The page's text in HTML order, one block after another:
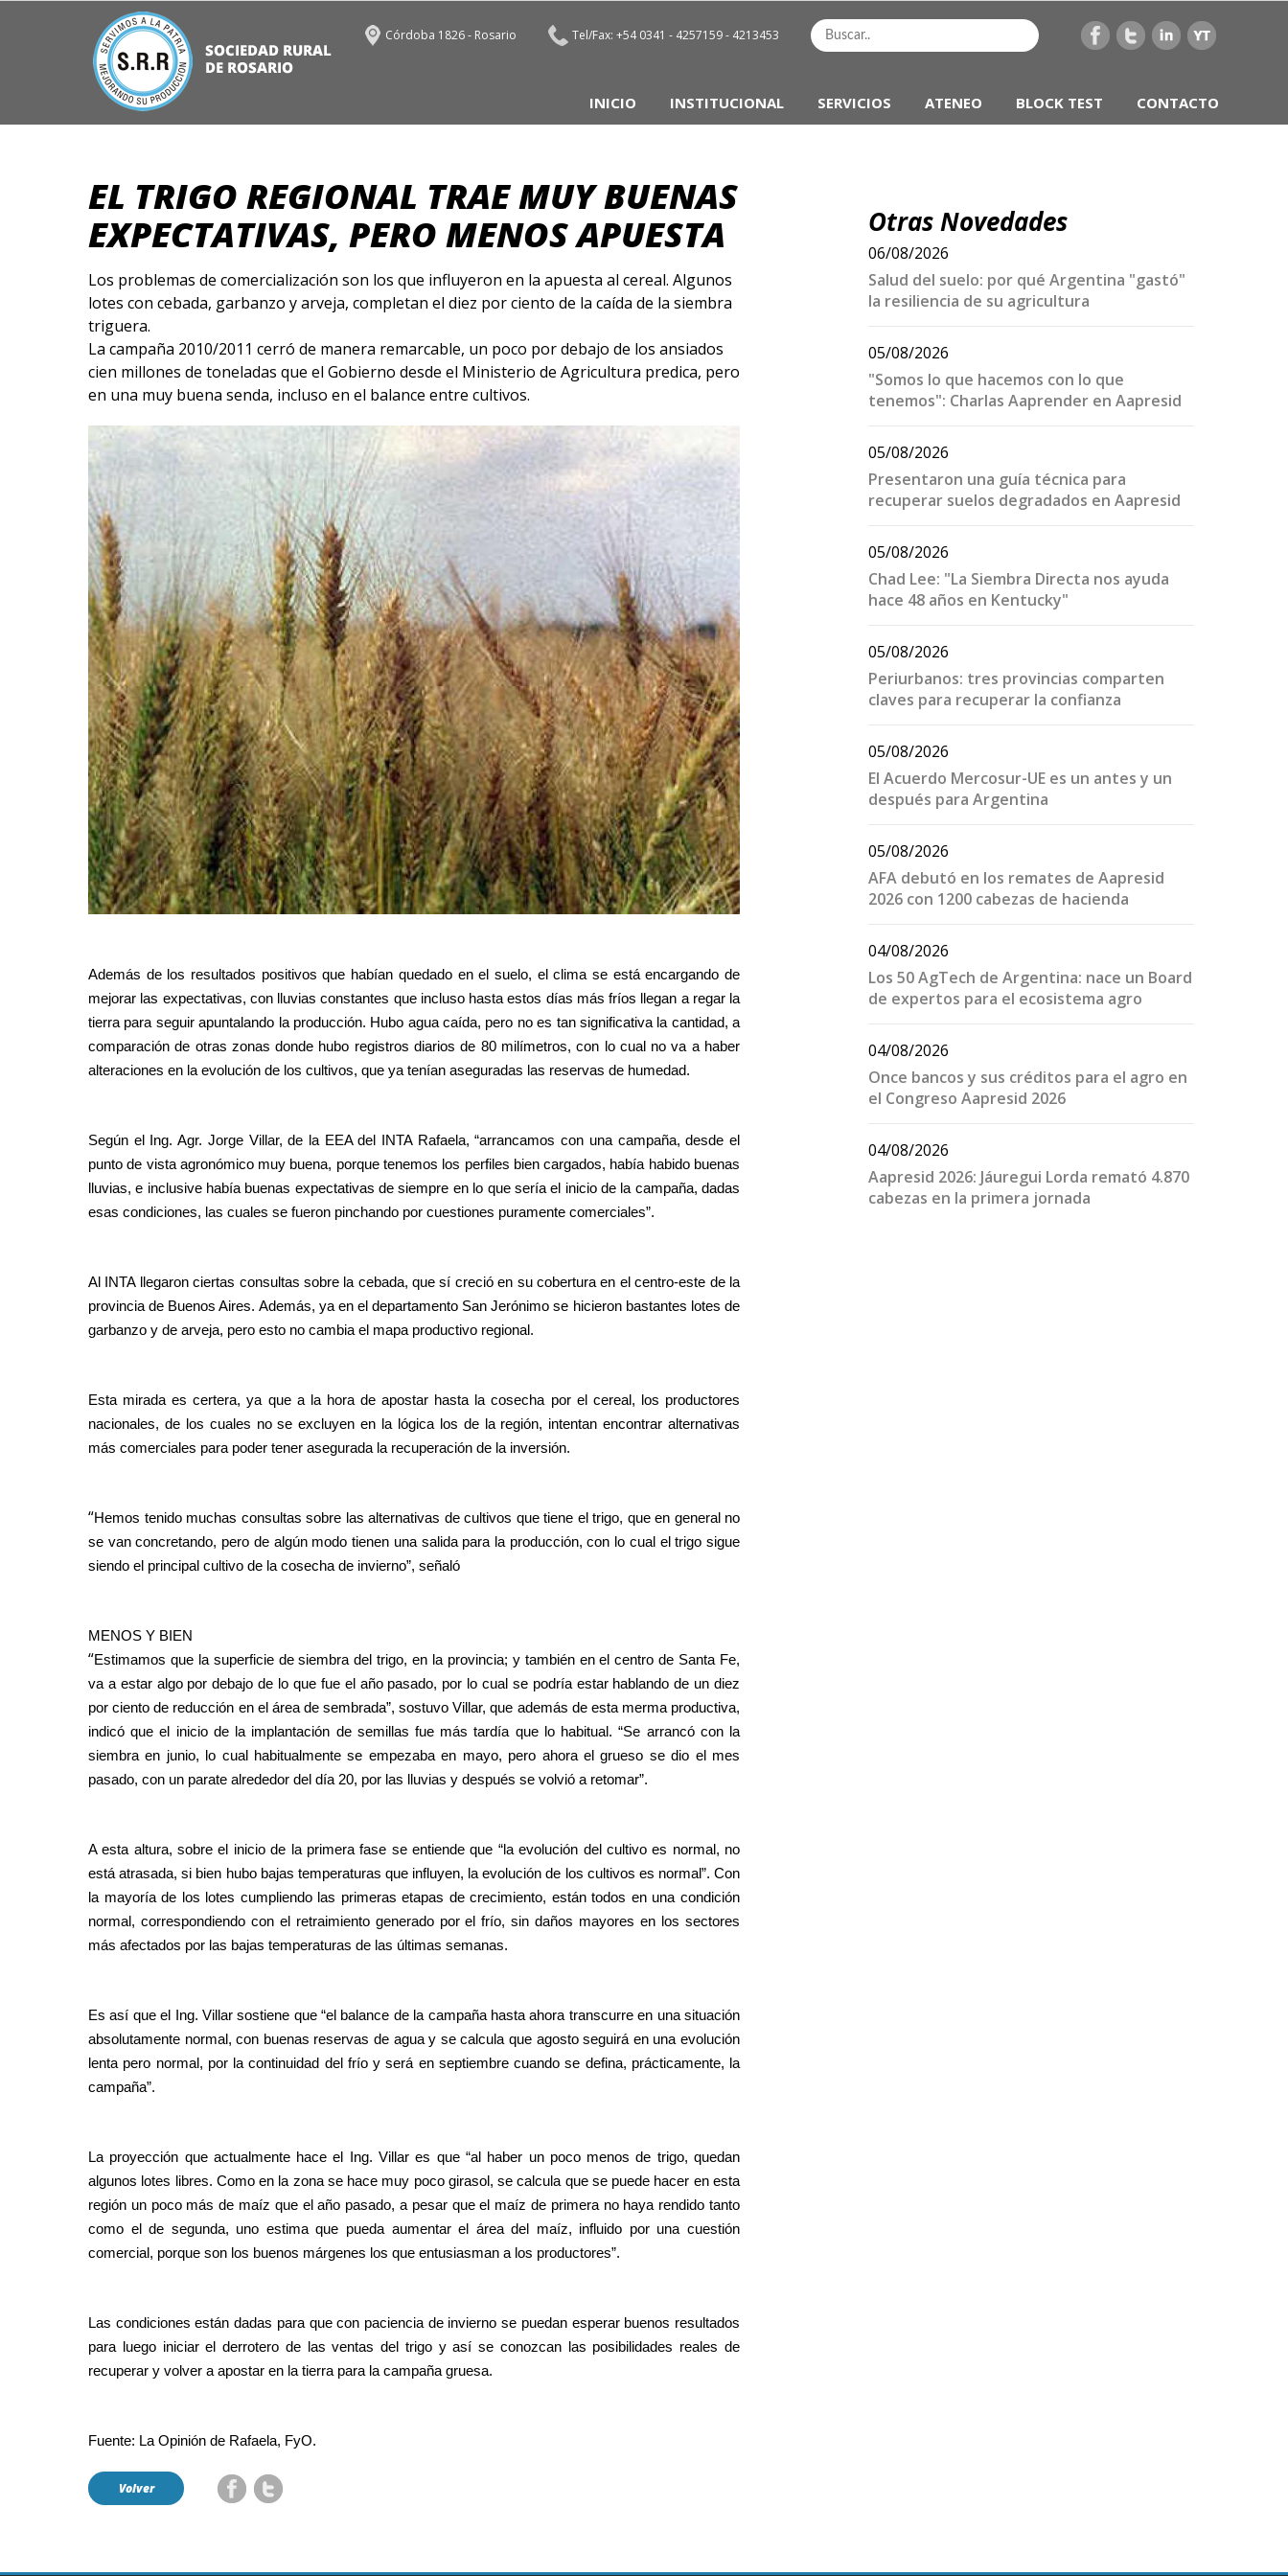
Córdoba 1826 - Rosario Tel/Fax: +54 0341 - 4257159 - 4213453
INICIO INSTITUCIONAL SERVICIOS ATENEO BLOCK TEST CONTACTO
EL TRIGO REGIONAL TRAE MUY BUENAS
EXPECTATIVAS, PERO MENOS APUESTA
Los problemas de comercialización son los que influyeron en la apuesta al cereal. Algunos
lotes con cebada, garbanzo y arveja, completan el diez por ciento de la caída de la siembra
triguera.
La campaña 2010/2011 cerró de manera remarcable, un poco por debajo de los ansiados
cien millones de toneladas que el Gobierno desde el Ministerio de Agricultura predica, pero
en una muy buena senda, incluso en el balance entre cultivos.
Además de los resultados positivos que habían quedado en el suelo, el clima se está encargando de
mejorar las expectativas, con lluvias constantes que incluso hasta estos días más fríos llegan a regar la
tierra para seguir apuntalando la producción. Hubo agua caída, pero no es tan significativa la cantidad, a
comparación de otras zonas donde hubo registros diarios de 80 milímetros, con lo cual no va a haber
alteraciones en la evolución de los cultivos, que ya tenían aseguradas las reservas de humedad.
Según el Ing. Agr. Jorge Villar, de la EEA del INTA Rafaela, “arrancamos con una campaña, desde el
punto de vista agronómico muy buena, porque tenemos los perfiles bien cargados, había habido buenas
lluvias, e inclusive había buenas expectativas de siempre en lo que sería el inicio de la campaña, dadas
esas condiciones, las cuales se fueron pinchando por cuestiones puramente comerciales”.
Al INTA llegaron ciertas consultas sobre la cebada, que sí creció en su cobertura en el centro-este de la
provincia de Buenos Aires. Además, ya en el departamento San Jerónimo se hicieron bastantes lotes de
garbanzo y de arveja, pero esto no cambia el mapa productivo regional.
Esta mirada es certera, ya que a la hora de apostar hasta la cosecha por el cereal, los productores
nacionales, de los cuales no se excluyen en la lógica los de la región, intentan encontrar alternativas
más comerciales para poder tener asegurada la recuperación de la inversión.
“Hemos tenido muchas consultas sobre las alternativas de cultivos que tiene el trigo, que en general no
se van concretando, pero de algún modo tienen una salida para la producción, con lo cual el trigo sigue
siendo el principal cultivo de la cosecha de invierno”, señaló
MENOS Y BIEN
“Estimamos que la superficie de siembra del trigo, en la provincia; y también en el centro de Santa Fe,
va a estar algo por debajo de lo que fue el año pasado, por lo cual se podría estar hablando de un diez
por ciento de reducción en el área de sembrada”, sostuvo Villar, que además de esta merma productiva,
indicó que el inicio de la implantación de semillas fue más tardía que lo habitual. “Se arrancó con la
siembra en junio, lo cual habitualmente se empezaba en mayo, pero ahora el grueso se dio el mes
pasado, con un parate alrededor del día 20, por las lluvias y después se volvió a retomar”.
A esta altura, sobre el inicio de la primera fase se entiende que “la evolución del cultivo es normal, no
está atrasada, si bien hubo bajas temperaturas que influyen, la evolución de los cultivos es normal”. Con
la mayoría de los lotes cumpliendo las primeras etapas de crecimiento, están todos en una condición
normal, correspondiendo con el retraimiento generado por el frío, sin daños mayores en los sectores
más afectados por las bajas temperaturas de las últimas semanas.
Es así que el Ing. Villar sostiene que “el balance de la campaña hasta ahora transcurre en una situación
absolutamente normal, con buenas reservas de agua y se calcula que agosto seguirá en una evolución
lenta pero normal, por la continuidad del frío y será en septiembre cuando se defina, prácticamente, la
campaña”.
La proyección que actualmente hace el Ing. Villar es que “al haber un poco menos de trigo, quedan
algunos lotes libres. Como en la zona se hace muy poco girasol, se calcula que se puede hacer en esta
región un poco más de maíz que el año pasado, a pesar que el maíz de primera no haya rendido tanto
como el de segunda, uno estima que pueda aumentar el área del maíz, influido por una cuestión
comercial, porque son los buenos márgenes los que entusiasman a los productores”.
Las condiciones están dadas para que con paciencia de invierno se puedan esperar buenos resultados
para luego iniciar el derrotero de las ventas del trigo y así se conozcan las posibilidades reales de
recuperar y volver a apostar en la tierra para la campaña gruesa.
Fuente: La Opinión de Rafaela, FyO.
Volver
Otras Novedades
06/08/2026
Salud del suelo: por qué Argentina "gastó"
la resiliencia de su agricultura
05/08/2026
"Somos lo que hacemos con lo que
tenemos": Charlas Aaprender en Aapresid
05/08/2026
Presentaron una guía técnica para
recuperar suelos degradados en Aapresid
05/08/2026
Chad Lee: "La Siembra Directa nos ayuda
hace 48 años en Kentucky"
05/08/2026
Periurbanos: tres provincias comparten
claves para recuperar la confianza
05/08/2026
El Acuerdo Mercosur-UE es un antes y un
después para Argentina
05/08/2026
AFA debutó en los remates de Aapresid
2026 con 1200 cabezas de hacienda
04/08/2026
Los 50 AgTech de Argentina: nace un Board
de expertos para el ecosistema agro
04/08/2026
Once bancos y sus créditos para el agro en
el Congreso Aapresid 2026
04/08/2026
Aapresid 2026: Jáuregui Lorda remató 4.870
cabezas en la primera jornada